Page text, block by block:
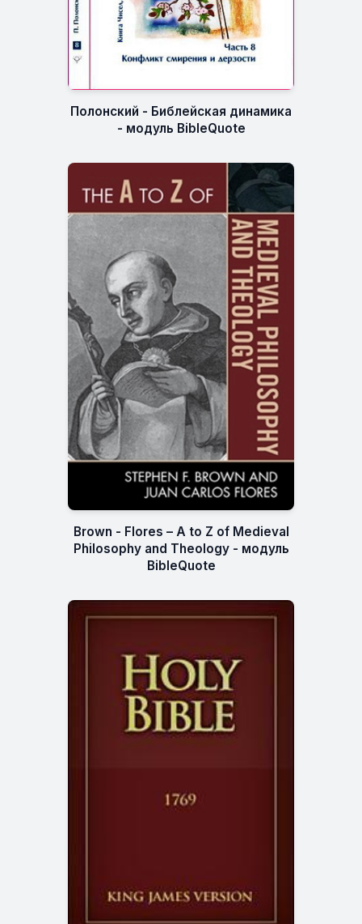
Полонский - Библейская динамика
- модуль BibleQuote
Brown - Flores – A to Z of Medieval
Philosophy and Theology - модуль
BibleQuote